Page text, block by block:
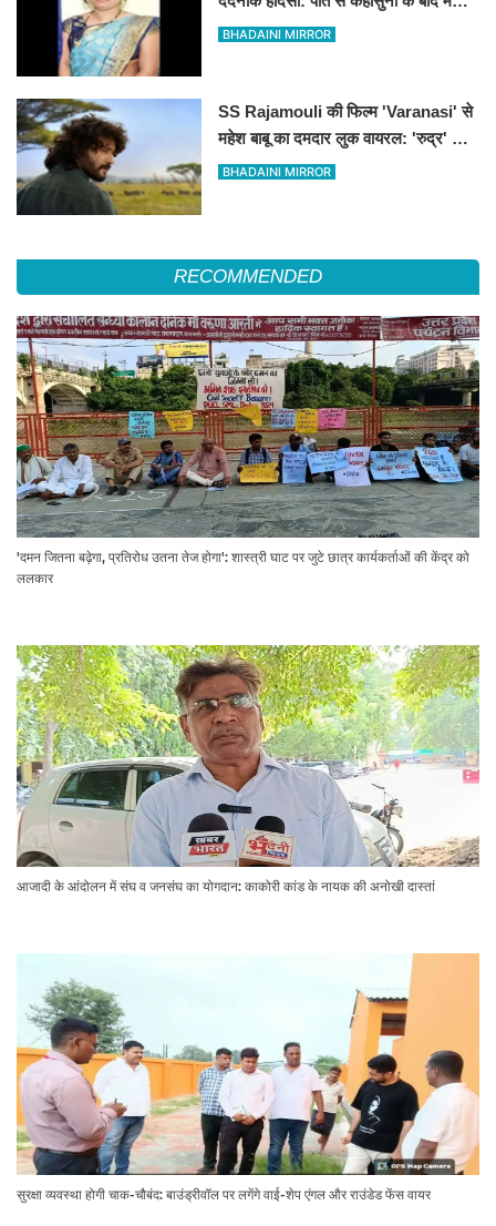
ने लगाई फांसी
BHADAINI MIRROR
SS Rajamouli की फिल्म 'Varanasi' से
महेश बाबू का दमदार लुक वायरल: 'रुद्र' के
किरदार में अफ्रीका के जंगलों में दिखे साउथ
BHADAINI MIRROR
RECOMMENDED
'दमन जितना बढ़ेगा, प्रतिरोध उतना तेज होगा': शास्त्री घाट पर जुटे छात्र कार्यकर्ताओं की केंद्र को
ललकार
आजादी के आंदोलन में संघ व जनसंघ का योगदान: काकोरी कांड के नायक की अनोखी दास्तां
सुरक्षा व्यवस्था होगी चाक-चौबंद: बाउंड्रीवॉल पर लगेंगे वाई-शेप एंगल और राउंडेड फेंस वायर